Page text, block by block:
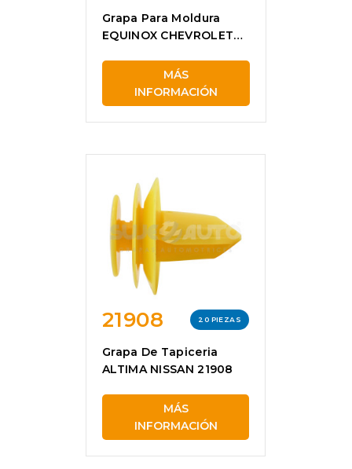
Grapa Para Moldura
EQUINOX CHEVROLET
MÁS
INFORMACIÓN
21908 20 PIEZAS
Grapa De Tapiceria
ALTIMA NISSAN 21908
MÁS
INFORMACIÓN